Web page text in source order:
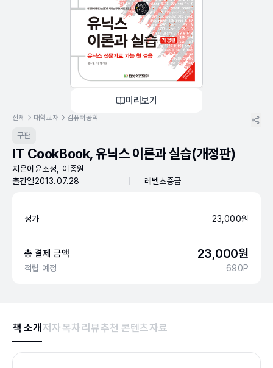
미리보기
전체 대학교재 컴퓨터공학
구판
IT CookBook, 유닉스 이론과 실습(개정판)
지은이 윤소정, 이종원
출간일2013.07.28 레벨초중급
정가 23,000원
총 결제 금액 23,000원
적립 예정 690P
책 소개 저자목차 리뷰추천 콘텐츠자료